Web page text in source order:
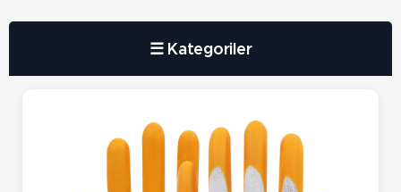
☰ Kategoriler